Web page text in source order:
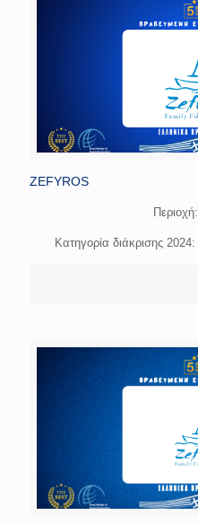
ZEFYROS
Περιοχή:
Κατηγορία διάκρισης 2024: